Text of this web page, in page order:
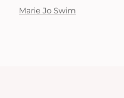
Marie Jo Swim